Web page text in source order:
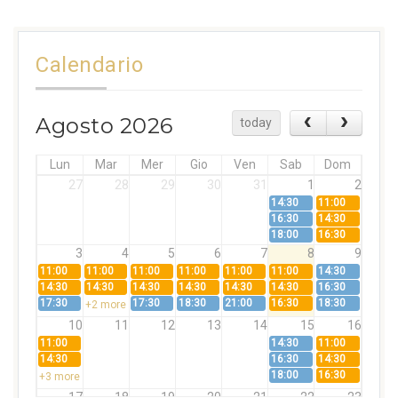
Calendario
Agosto 2026 today
Lun Mar Mer Gio Ven Sab
Dom
27
28 29 30 31 1 2
14:30
11:00
16:30
14:30
18:00
16:30
3 4 5 6 7 8 9
11:00 11:00 11:00 11:00 11:00 11:00
14:30
14:30
14:30 14:30 14:30 14:30 14:30
16:30
17:30
+2 more 17:30 18:30 21:00 16:30 18:30
10 11 12 13 14 15 16
11:00 14:30
11:00
14:30
16:30
14:30
+3 more
18:00 16:30